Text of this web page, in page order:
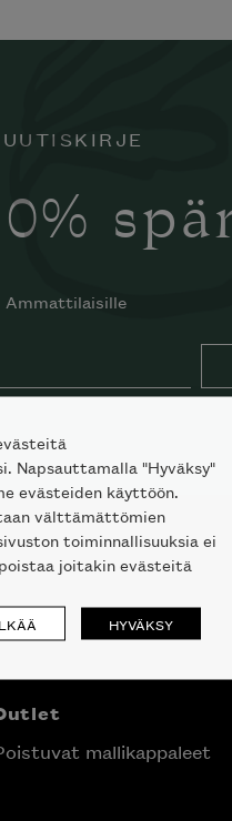
Ammattilaisille
mallikappaleet
Napsauttamalla "Hyväksy"
evästeiden käyttöön.
välttämättömien
toiminnallisuuksia ei
joitakin evästeitä
HYVÄKSY